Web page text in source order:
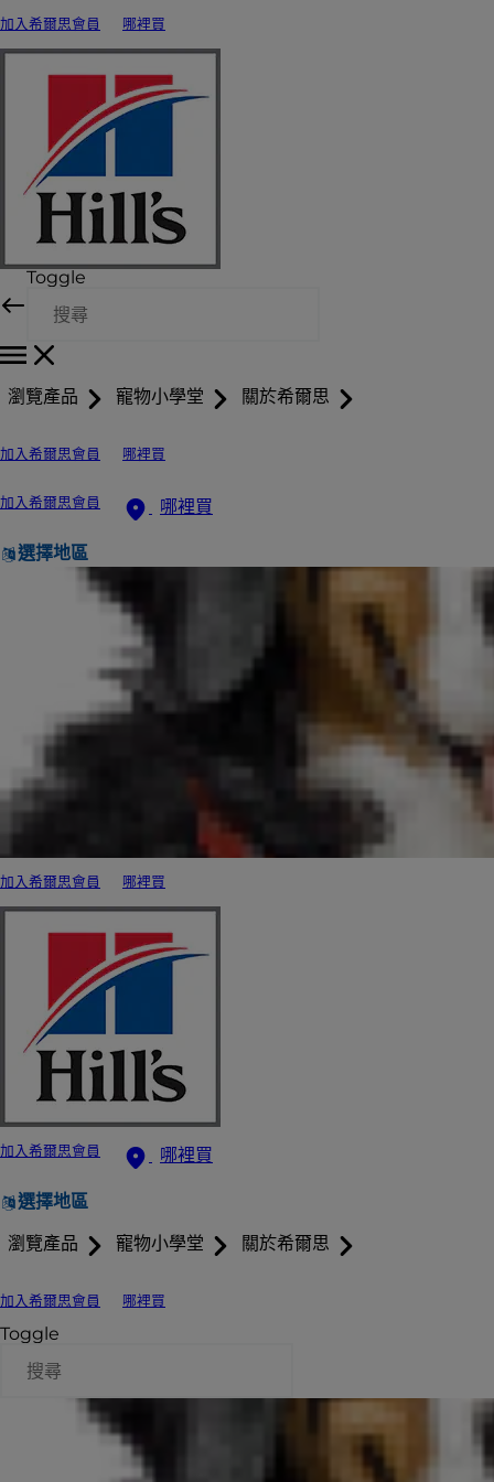
加入希爾思會員 哪裡買
Toggle
瀏覽產品 寵物小學堂 關於希爾思
加入希爾思會員 哪裡買
加入希爾思會員 哪裡買
選擇地區
加入希爾思會員 哪裡買
加入希爾思會員 哪裡買
選擇地區
瀏覽產品 寵物小學堂 關於希爾思
加入希爾思會員 哪裡買
Toggle